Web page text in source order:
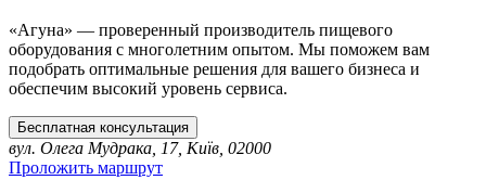
«Агуна» — проверенный производитель пищевого
оборудования с многолетним опытом. Мы поможем вам
подобрать оптимальные решения для вашего бизнеса и
обеспечим высокий уровень сервиса.
Бесплатная консультация
вул. Олега Мудрака, 17, Київ, 02000
Проложить маршрут